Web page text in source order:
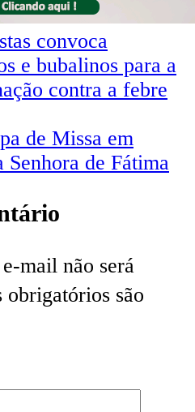
convoca
e bubalinos para a
contra a febre
de Missa em
Senhora de Fátima
mail não será
obrigatórios são